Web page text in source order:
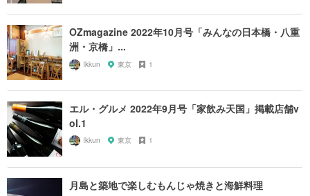
OZmagazine 2022年10月号「みんなの日本橋・八重
洲・京橋」...
Ikkun 東京 1
エル・グルメ 2022年9月号「家飲み天国」掲載店舗v
ol.1
Ikkun 東京 1
月島と築地で楽しむもんじゃ焼きと海鮮料理